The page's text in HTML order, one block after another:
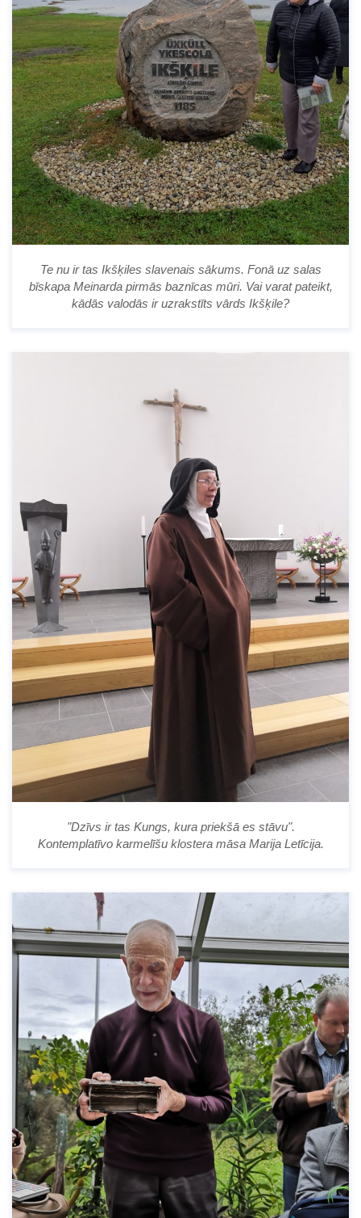
Te nu ir tas Ikšķiles slavenais sākums. Fonā uz salas
bīskapa Meinarda pirmās baznīcas mūri. Vai varat pateikt,
kādās valodās ir uzrakstīts vārds Ikšķile?
"Dzīvs ir tas Kungs, kura priekšā es stāvu".
Kontemplatīvo karmelīšu klostera māsa Marija Letīcija.